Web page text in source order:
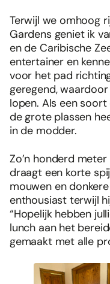
Terwijl we omhoog
Gardens geniet ik
en de Caribische
entertainer en
voor het pad
geregend,
lopen. Als een
de grote plassen
in de modder.
Zo’n honderd
draagt een korte
mouwen en
enthousiast terwijl
“Hopelijk hebben
lunch aan het
gemaakt met alle